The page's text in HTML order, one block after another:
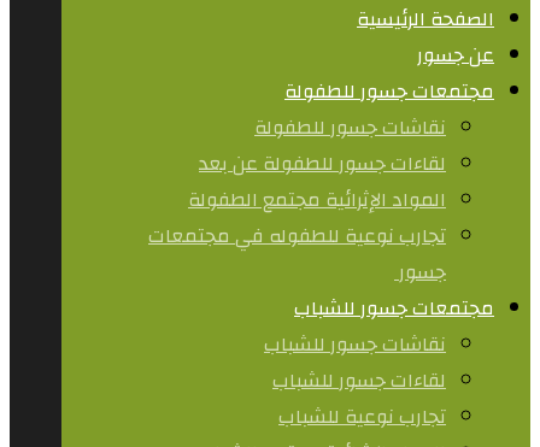
الصفحة الرئيسية
عن جسور
مجتمعات جسور للطفولة
نقاشات جسور للطفولة
لقاءات جسور للطفولة عن بعد
المواد الإثرائية مجتمع الطفولة
تجارب نوعية للطفوله في مجتمعات
جسور ​
مجتمعات جسور للشباب
نقاشات جسور للشباب
لقاءات جسور للشباب
تجارب نوعية للشباب​